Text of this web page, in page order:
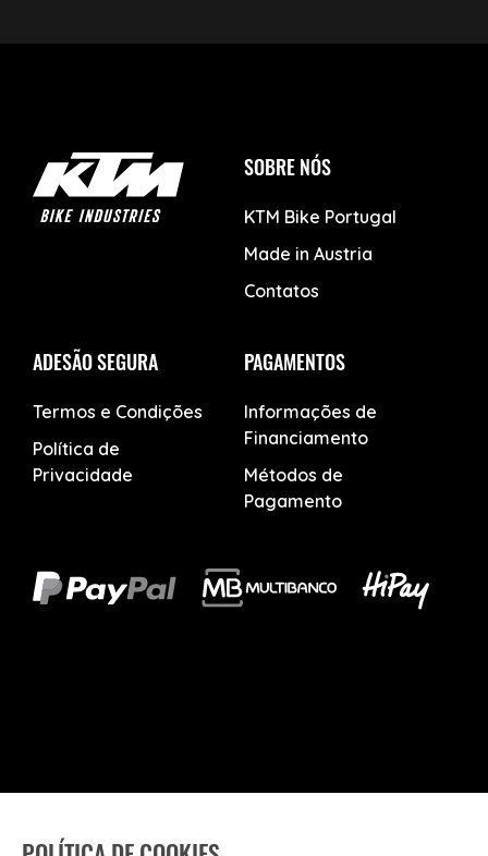
SOBRE NÓS
KTM Bike Portugal
Made in Austria
Contatos
ADESÃO SEGURA
Termos e Condições
Política de
Privacidade
PAGAMENTOS
Informações de
Financiamento
Métodos de
Pagamento
© KTM - BIKE INDUSTRIES PORTUGAL 2026 Todos os direitos